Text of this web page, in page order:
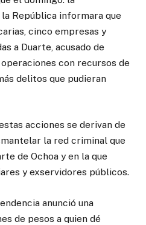
República informara que
cinco empresas y
a Duarte, acusado de
con recursos de
delitos que pudieran
acciones se derivan de
la red criminal que
de Ochoa y en la que
y exservidores públicos.
anunció una
de pesos a quien dé